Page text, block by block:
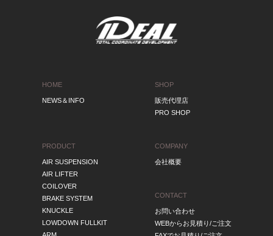
HOME
NEWS＆INFO
PRODUCT
AIR SUSPENSION
AIR LIFTER
COILOVER
BRAKE SYSTEM
KNUCKLE
LOWDOWN FULLKIT
SHOP
販売代理店
PRO SHOP
COMPANY
会社概要
CONTACT
お問い合わせ
WEBからお見積り/ご注文